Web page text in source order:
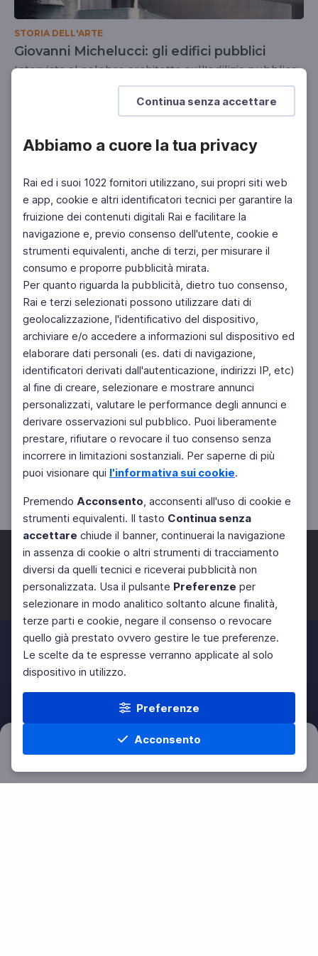
Continua senza accettare
Abbiamo a cuore la tua privacy
Rai ed i suoi 1022 fornitori utilizzano, sui propri siti web
e app, cookie e altri identificatori tecnici per garantire la
fruizione dei contenuti digitali Rai e facilitare la
navigazione e, previo consenso dell'utente, cookie e
strumenti equivalenti, anche di terzi, per misurare il
consumo e proporre pubblicità mirata.
Per quanto riguarda la pubblicità, dietro tuo consenso,
Rai e terzi selezionati possono utilizzare dati di
geolocalizzazione, l'identificativo del dispositivo,
archiviare e/o accedere a informazioni sul dispositivo ed
elaborare dati personali (es. dati di navigazione,
identificatori derivati dall'autenticazione, indirizzi IP, etc)
al fine di creare, selezionare e mostrare annunci
personalizzati, valutare le performance degli annunci e
derivare osservazioni sul pubblico. Puoi liberamente
prestare, rifiutare o revocare il tuo consenso senza
incorrere in limitazioni sostanziali. Per saperne di più
puoi visionare qui l'informativa sui cookie.
Premendo Acconsento, acconsenti all'uso di cookie e
strumenti equivalenti. Il tasto Continua senza
accettare chiude il banner, continuerai la navigazione
in assenza di cookie o altri strumenti di tracciamento
diversi da quelli tecnici e riceverai pubblicità non
personalizzata. Usa il pulsante Preferenze per
selezionare in modo analitico soltanto alcune finalità,
terze parti e cookie, negare il consenso o revocare
quello già prestato ovvero gestire le tue preferenze.
Le scelte da te espresse verranno applicate al solo
dispositivo in utilizzo.
Preferenze
Acconsento
Home Materie Cerca Menu
STORIA DELL'ARTE
Giovanni Michelucci: gli edifici pubblici
Intervista al celebre architetto sull'edilizia pubblica
Filtri Azzera
Facebook Twitter Instagram